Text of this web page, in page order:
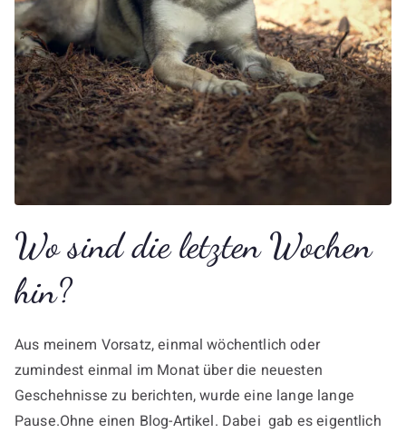
Wo sind die letzten Wochen
hin?
Aus meinem Vorsatz, einmal wöchentlich oder
zumindest einmal im Monat über die neuesten
Geschehnisse zu berichten, wurde eine lange lange
Pause.Ohne einen Blog-Artikel. Dabei gab es eigentlich